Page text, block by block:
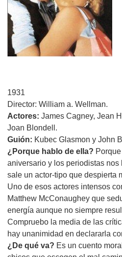
1931
Director: William a. Wellman.
Actores: James Cagney, Jean
Joan Blondell.
Guión: Kubec Glasmon y John
¿Porque hablo de ella?
aniversario y los periodistas
sale un actor-tipo que despierta
Uno de esos actores intensos
Matthew McConaughey que
energía aunque no siempre
Compruebo la media de las
hay unanimidad en declararla
¿De qué va? Es un cuento